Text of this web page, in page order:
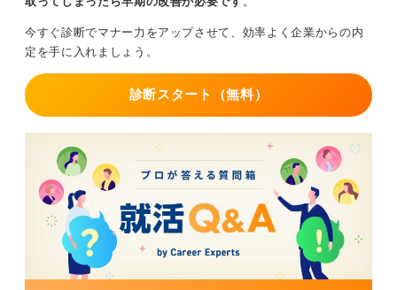
見学中は、チームの席配置、コミュニケーション手段
（口頭／チャット／ミーティングの頻度）、ドキュメン
トの整備度、集中と雑談のバランス、来客対応や電話の
その際、必要に応じてメモを取りましょう。スマホへの
メモはなるべく避けて紙のメモを使用し、メモを取る前
とはいえメモに集中しすぎると話が入ってこなくなるた
め、メモは要点のみにしておきましょう。固有名詞や顧
客情報の書き取りは避けてください。
具体的な質問内容やお礼メールまで意識すると好印
象につながる
今すぐ診断でマナー力をアップさせて、効率よく企業からの内
定を手に入れましょう。
診断スタート（無料）